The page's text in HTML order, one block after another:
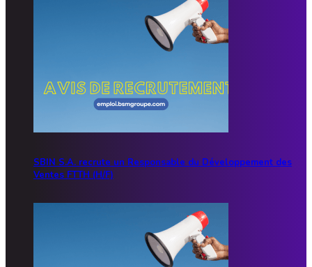
SBIN S.A. recrute un Responsable du Développement des
Ventes FTTH (H/F)